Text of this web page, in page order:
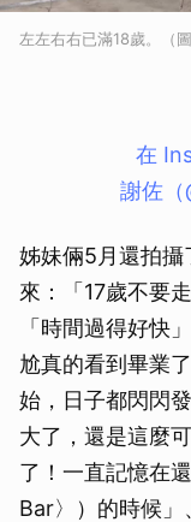
左左右右已滿18歲。（
在
謝佐（
姊妹倆5月還拍攝
來：「17歲不要
「時間過得好快
尬真的看到畢業
始，日子都閃閃
大了，還是這麼
了！一直記憶在
Bar〉）的時候」